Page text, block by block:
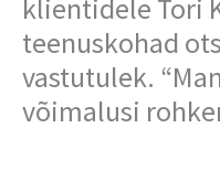
klientidele Tori
teenuskohad
vastutulek.
võimalusi